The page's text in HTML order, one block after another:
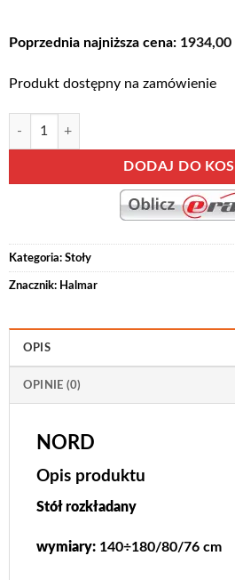
Poprzednia najniższa cena: 1934,00
Produkt dostępny na zamówienie
ilość NORD
DODAJ DO
Alternative:
Kategoria: Stoły
Znacznik: Halmar
OPIS
OPINIE (0)
NORD
Opis produktu
Stół rozkładany
wymiary:140÷180/80/76 cm